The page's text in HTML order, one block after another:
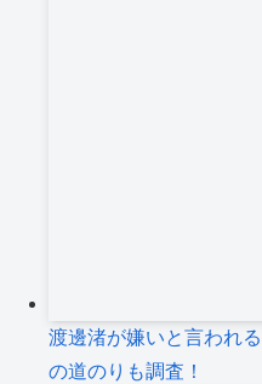
渡邊渚が嫌いと言われ
の道のりも調査！